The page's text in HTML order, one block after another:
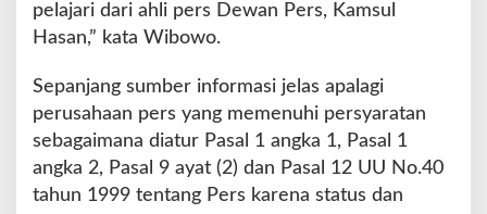
pelajari dari ahli pers Dewan Pers, Kamsul
Hasan,” kata Wibowo.
Sepanjang sumber informasi jelas apalagi
perusahaan pers yang memenuhi persyaratan
sebagaimana diatur Pasal 1 angka 1, Pasal 1
angka 2, Pasal 9 ayat (2) dan Pasal 12 UU No.40
tahun 1999 tentang Pers karena status dan